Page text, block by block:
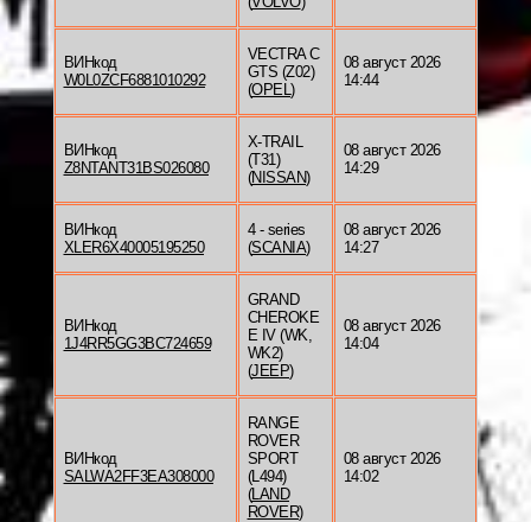
ВИНкод
W0L0ZCF6881010292
VECTRA C
GTS (Z02)
(OPEL)
08 август 2026
14:44
ВИНкод
Z8NTANT31BS026080
X-TRAIL
(T31)
(NISSAN)
08 август 2026
14:29
ВИНкод
XLER6X40005195250
4 - series
(SCANIA)
08 август 2026
14:27
ВИНкод
1J4RR5GG3BC724659
GRAND
CHEROKE
E IV (WK,
WK2)
(JEEP)
08 август 2026
14:04
ВИНкод
SALWA2FF3EA308000
RANGE
ROVER
SPORT
(L494)
(LAND
ROVER)
08 август 2026
14:02